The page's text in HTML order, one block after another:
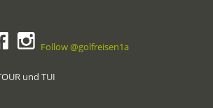
Follow @golfreisen1a
und TUI